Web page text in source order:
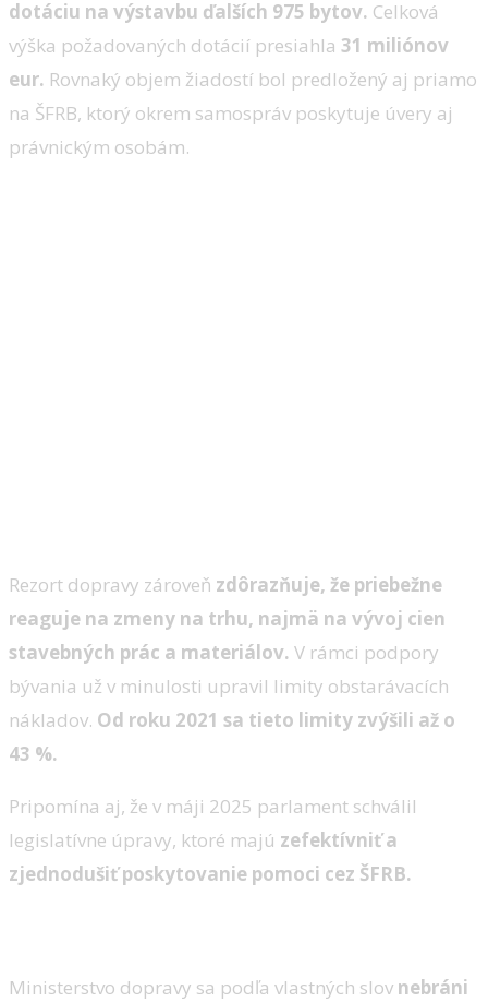
dotáciu na výstavbu ďalších 975 bytov. Celková
výška požadovaných dotácií presiahla 31 miliónov
eur. Rovnaký objem žiadostí bol predložený aj priamo
na ŠFRB, ktorý okrem samospráv poskytuje úvery aj
právnickým osobám.
Rezort dopravy zároveň zdôrazňuje, že priebežne
reaguje na zmeny na trhu, najmä na vývoj cien
stavebných prác a materiálov. V rámci podpory
bývania už v minulosti upravil limity obstarávacích
nákladov. Od roku 2021 sa tieto limity zvýšili až o
43 %.
Pripomína aj, že v máji 2025 parlament schválil
legislatívne úpravy, ktoré majú zefektívniť a
zjednodušiť poskytovanie pomoci cez ŠFRB.
Ministerstvo dopravy sa podľa vlastných slov nebráni